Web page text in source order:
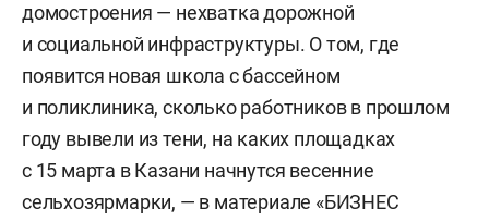
домостроения — нехватка дорожной
и социальной инфраструктуры. О том, где
появится новая школа с бассейном
и поликлиника, сколько работников в прошлом
году вывели из тени, на каких площадках
с 15 марта в Казани начнутся весенние
сельхозярмарки, — в материале «БИЗНЕС